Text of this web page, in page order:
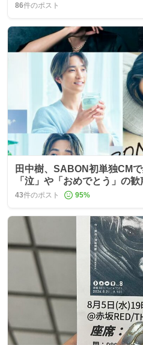
86件のポスト
田中樹、SABON初単独CM
「泣」や「おめでとう」の歓
43件のポスト 95%